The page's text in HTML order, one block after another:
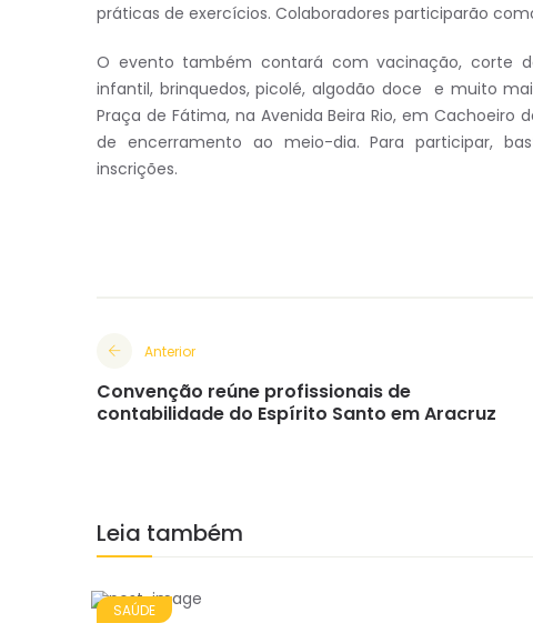
práticas de exercícios. Colaboradores participarão
O evento também contará com vacinação, corte
infantil, brinquedos, picolé, algodão doce e muito
Praça de Fátima, na Avenida Beira Rio, em
de encerramento ao meio-dia. Para participar,
inscrições.
Anterior
Convenção reúne profissionais de
contabilidade do Espírito Santo em Aracruz
Leia também
SAÚDE